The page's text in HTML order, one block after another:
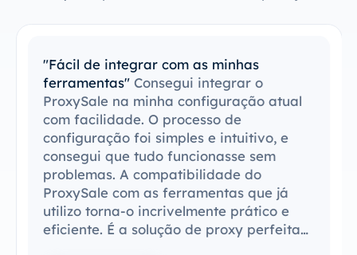
"Fácil de integrar com as minhas
ferramentas"Consegui integrar o
ProxySale na minha configuração atual
com facilidade. O processo de
configuração foi simples e intuitivo, e
consegui que tudo funcionasse sem
problemas. A compatibilidade do
ProxySale com as ferramentas que já
utilizo torna-o incrivelmente prático e
eficiente. É a solução de proxy perfeita